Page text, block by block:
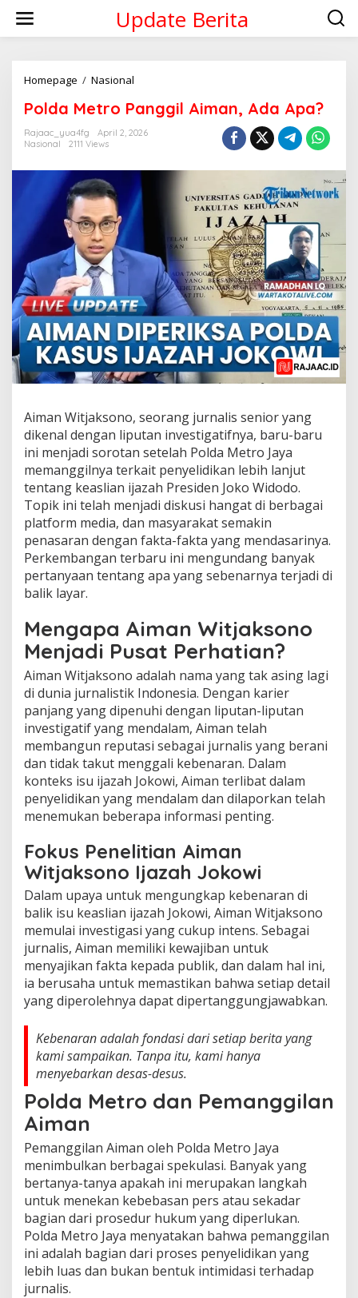
content
Update Berita
Homepage / Nasional
Panggil
Aiman,
Ada
Polda Metro Panggil Aiman, Ada Apa?
Rajaac_yua4fg
April 2, 2026
Nasional
2111 Views
Aiman Witjaksono, seorang jurnalis senior yang
dikenal dengan liputan investigatifnya, baru-baru
ini menjadi sorotan setelah Polda Metro Jaya
memanggilnya terkait penyelidikan lebih lanjut
tentang keaslian ijazah Presiden Joko Widodo.
Topik ini telah menjadi diskusi hangat di berbagai
platform media, dan masyarakat semakin
penasaran dengan fakta-fakta yang mendasarinya.
Perkembangan terbaru ini mengundang banyak
pertanyaan tentang apa yang sebenarnya terjadi di
balik layar.
Mengapa Aiman Witjaksono
Menjadi Pusat Perhatian?
Aiman Witjaksono adalah nama yang tak asing lagi
di dunia jurnalistik Indonesia. Dengan karier
panjang yang dipenuhi dengan liputan-liputan
investigatif yang mendalam, Aiman telah
membangun reputasi sebagai jurnalis yang berani
dan tidak takut menggali kebenaran. Dalam
konteks isu ijazah Jokowi, Aiman terlibat dalam
penyelidikan yang mendalam dan dilaporkan telah
menemukan beberapa informasi penting.
Fokus Penelitian Aiman
Witjaksono Ijazah Jokowi
Dalam upaya untuk mengungkap kebenaran di
balik isu keaslian ijazah Jokowi, Aiman Witjaksono
memulai investigasi yang cukup intens. Sebagai
jurnalis, Aiman memiliki kewajiban untuk
menyajikan fakta kepada publik, dan dalam hal ini,
ia berusaha untuk memastikan bahwa setiap detail
yang diperolehnya dapat dipertanggungjawabkan.
Kebenaran adalah fondasi dari setiap berita yang
kami sampaikan. Tanpa itu, kami hanya
menyebarkan desas-desus.
Polda Metro dan Pemanggilan
Aiman
Pemanggilan Aiman oleh Polda Metro Jaya
menimbulkan berbagai spekulasi. Banyak yang
bertanya-tanya apakah ini merupakan langkah
untuk menekan kebebasan pers atau sekadar
bagian dari prosedur hukum yang diperlukan.
Polda Metro Jaya menyatakan bahwa pemanggilan
ini adalah bagian dari proses penyelidikan yang
lebih luas dan bukan bentuk intimidasi terhadap
jurnalis.